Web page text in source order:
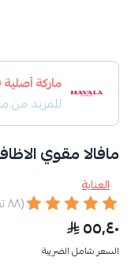
ماركة أصلية 100%
للمزيد من
مافالا مقوي
العناية
(٨٨ تقييم)
٥٥٫٤٠
السعر شامل الضريبة